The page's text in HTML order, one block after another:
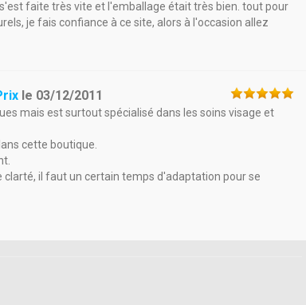
faite très vite et l'emballage était très bien. tout pour
je fais confiance à ce site, alors à l'occasion allez
le 03/12/2011
mais est surtout spécialisé dans les soins visage et
cette boutique.
il faut un certain temps d'adaptation pour se